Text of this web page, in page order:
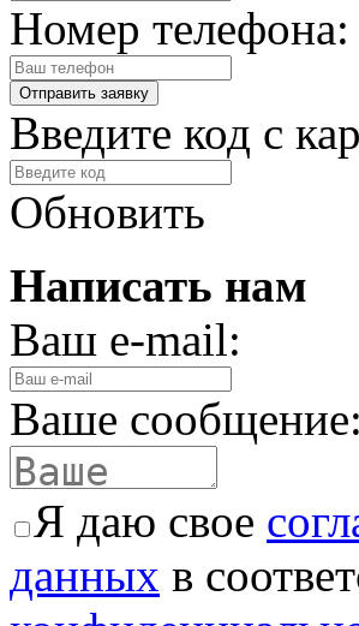
Номер телефона:
Введите код с
Обновить
Написать нам
Ваш e-mail:
Ваше сообщение:
Я даю свое
данных в